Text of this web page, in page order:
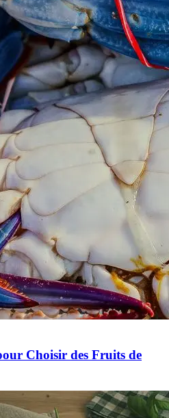
Choisir des Fruits de